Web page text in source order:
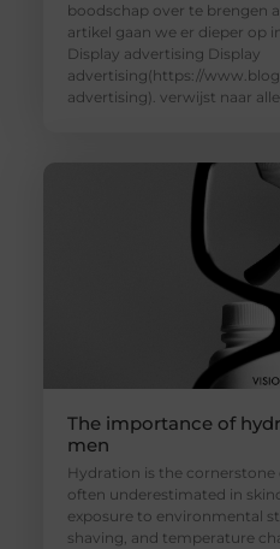
boodschap over te brengen
artikel gaan we er dieper op
Display advertising Display
advertising(https://
advertising). verwijst naar
The importance of
men
Hydration is the cornerstone
often underestimated in
exposure to environmental
shaving, and temperature